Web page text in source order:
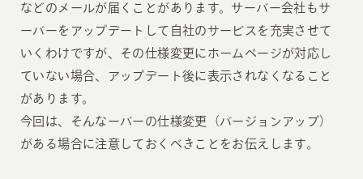
などのメールが届くことがあります。サーバー会社もサ
ーバーをアップデートして自社のサービスを充実させて
いくわけですが、その仕様変更にホームページが対応し
ていない場合、アップデート後に表示されなくなること
があります。
今回は、そんなーバーの仕様変更（バージョンアップ）
がある場合に注意しておくべきことをお伝えします。